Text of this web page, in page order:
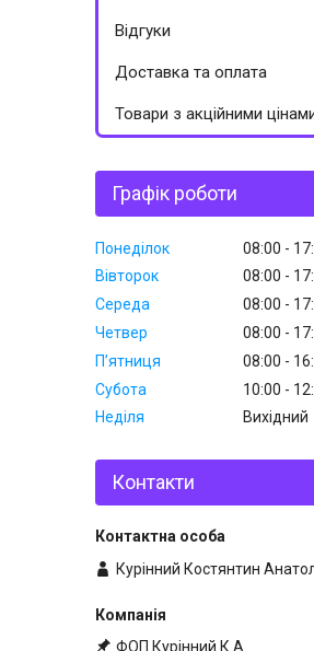
Відгуки
Доставка та оплата
Товари з акційними
Графік роботи
Понеділок 08:00
Вівторок
08:00
Середа
08:00
Четвер
08:00
Пʼятниця
08:00
Субота
10:00
Неділя
Вихідний
Контакти
Курінний Костянтин
ФОП Курінний К.А